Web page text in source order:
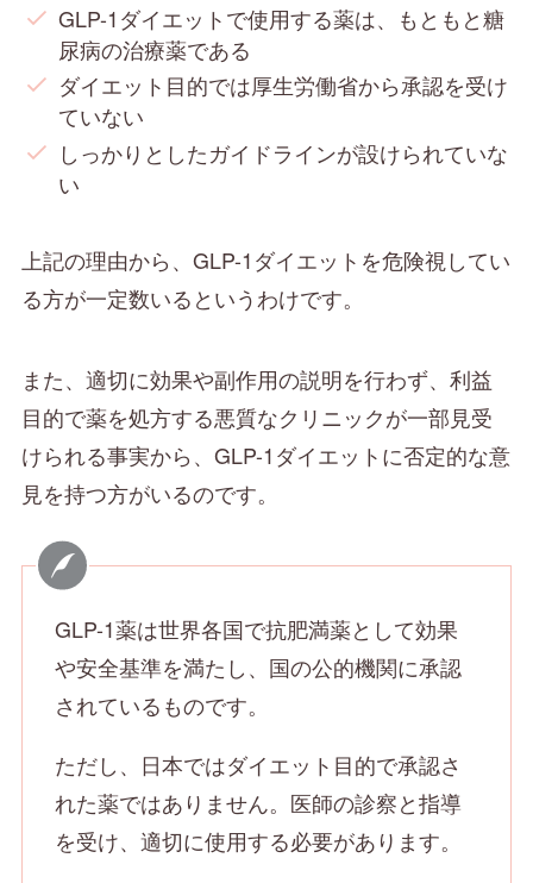
GLP-1ダイエットで使用する薬は、もともと糖
尿病の治療薬である
ダイエット目的では厚生労働省から承認を受け
ていない
しっかりとしたガイドラインが設けられていな
い
上記の理由から、GLP-1ダイエットを危険視してい
る方が一定数いるというわけです。
また、適切に効果や副作用の説明を行わず、利益
目的で薬を処方する悪質なクリニックが一部見受
けられる事実から、GLP-1ダイエットに否定的な意
見を持つ方がいるのです。
GLP-1薬は世界各国で抗肥満薬として効果
や安全基準を満たし、国の公的機関に承認
されているものです。
ただし、日本ではダイエット目的で承認さ
れた薬ではありません。医師の診察と指導
を受け、適切に使用する必要があります。